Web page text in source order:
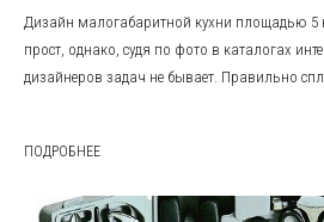
Дизайн малогабаритной кухни площадью 5
прост, однако, судя по фото в каталогах
дизайнеров задач не бывает. Правильно
ПОДРОБНЕЕ